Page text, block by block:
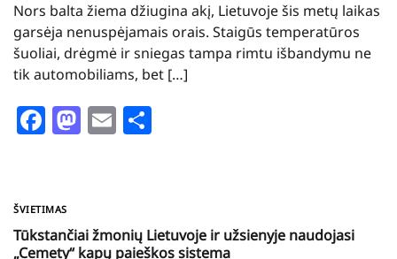
Nors balta žiema džiugina akį, Lietuvoje šis metų laikas
garsėja nenuspėjamais orais. Staigūs temperatūros
šuoliai, drėgmė ir sniegas tampa rimtu išbandymu ne
tik automobiliams, bet […]
Facebook
Mastodon
Email
ŠVIETIMAS
Tūkstančiai žmonių Lietuvoje ir užsienyje naudojasi
„Cemety“ kapų paieškos sistema